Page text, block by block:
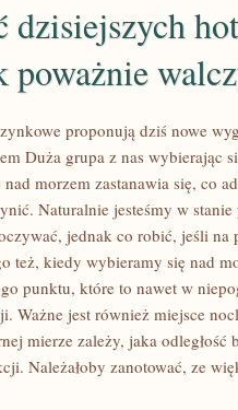
dzisiejszych
poważnie
proponują dziś nowe
Duża grupa z nas wybierając
morzem zastanawia się, co
Naturalnie jesteśmy w stanie
jednak co robić, jeśli na
też, kiedy wybieramy się nad
punktu, które to nawet w
Ważne jest również miejsce
mierze zależy, jaka odległość
Należałoby zanotować, ze